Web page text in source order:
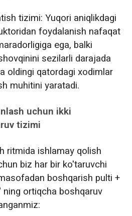
tizimi: Yuqori aniqlikdagi
foydalanish nafaqat
ega, balki
sezilarli darajada
oldingi qatordagi xodimlar
muhitini yaratadi.
uchun ikki
tizimi
ritmida ishlamay qolish
biz har bir ko'taruvchi
boshqarish pulti +
ortiqcha boshqaruv